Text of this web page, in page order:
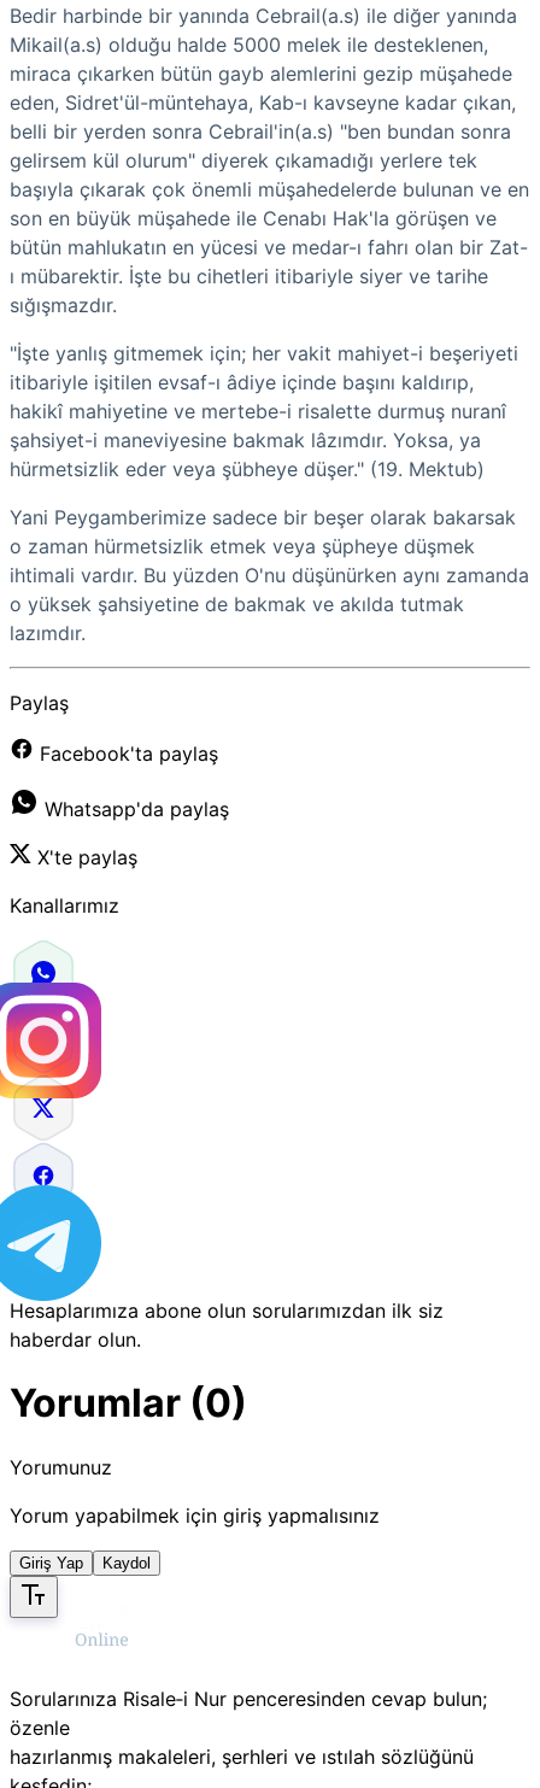
Bedir harbinde bir yanında Cebrail(a.s) ile diğer yanında
Mikail(a.s) olduğu halde 5000 melek ile desteklenen,
miraca çıkarken bütün gayb alemlerini gezip müşahede
eden, Sidret'ül-müntehaya, Kab-ı kavseyne kadar çıkan,
belli bir yerden sonra Cebrail'in(a.s) "ben bundan sonra
gelirsem kül olurum" diyerek çıkamadığı yerlere tek
başıyla çıkarak çok önemli müşahedelerde bulunan ve en
son en büyük müşahede ile Cenabı Hak'la görüşen ve
bütün mahlukatın en yücesi ve medar-ı fahrı olan bir Zat-
ı mübarektir. İşte bu cihetleri itibariyle siyer ve tarihe
sığışmazdır.
"İşte yanlış gitmemek için; her vakit mahiyet-i beşeriyeti
itibariyle işitilen evsaf-ı âdiye içinde başını kaldırıp,
hakikî mahiyetine ve mertebe-i risalette durmuş nuranî
şahsiyet-i maneviyesine bakmak lâzımdır. Yoksa, ya
hürmetsizlik eder veya şübheye düşer." (19. Mektub)
Yani Peygamberimize sadece bir beşer olarak bakarsak
o zaman hürmetsizlik etmek veya şüpheye düşmek
ihtimali vardır. Bu yüzden O'nu düşünürken aynı zamanda
o yüksek şahsiyetine de bakmak ve akılda tutmak
lazımdır.
Paylaş
Facebook'ta paylaş
Whatsapp'da paylaş
X'te paylaş
Kanallarımız
Hesaplarımıza abone olun sorularımızdan ilk siz
haberdar olun.
Yorumlar (0)
Yorumunuz
Yorum yapabilmek için giriş yapmalısınız
Giriş Yap Kaydol
Sorularınıza Risale‑i Nur penceresinden cevap bulun;
özenle
hazırlanmış makaleleri, şerhleri ve ıstılah sözlüğünü